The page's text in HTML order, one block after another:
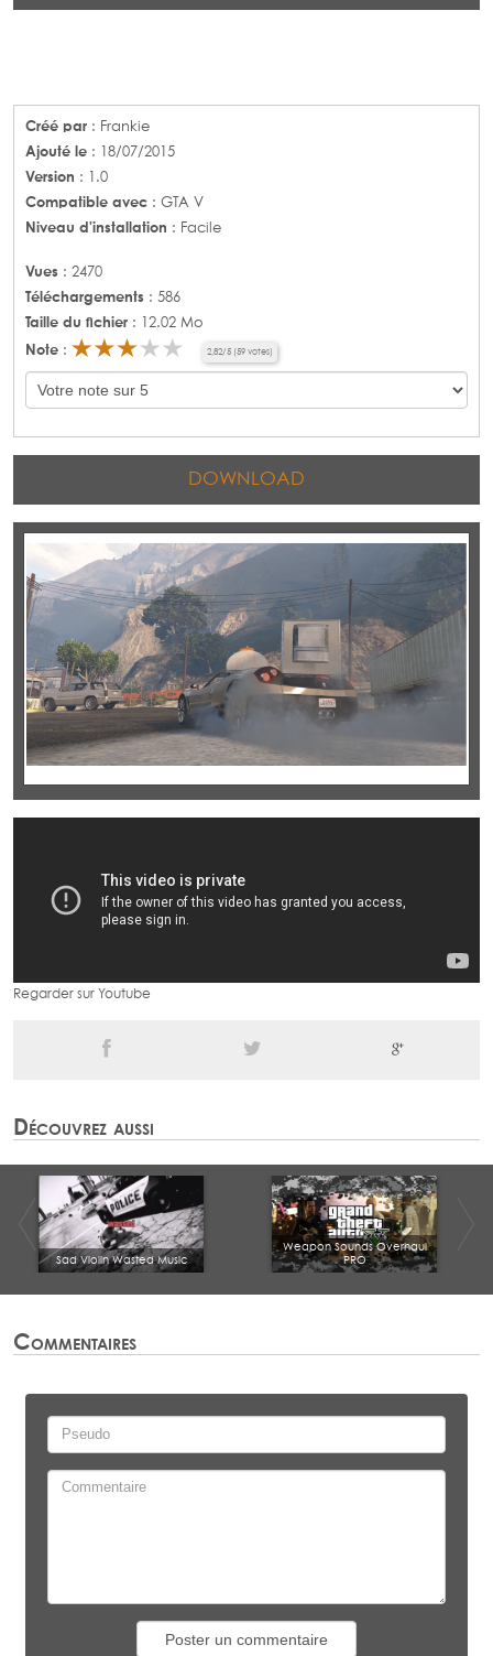
Créé par : Frankie
Ajouté le : 18/07/2015
Version : 1.0
Compatible avec : GTA V
Niveau d'installation : Facile
Vues : 2470
Téléchargements : 586
Taille du fichier : 12.02 Mo
Note : 2,82/5 59 votes)
DOWNLOAD
Regarder sur Youtube
Découvrez aussi
Sad Violin Wasted Music
Weapon Sounds Overhaul
PRO
Commentaires